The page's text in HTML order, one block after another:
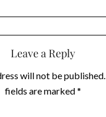
Leave a Reply
will not be published.
fields are marked*